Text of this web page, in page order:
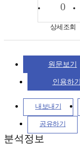
0
상세조회
원문보기
인용하기
내보내기
공유하기
분석정보